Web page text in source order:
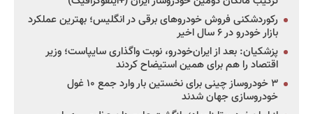
رکوردشکنی فروش خودروهای برقی در انگلیس؛ بهترین عملکرد
بازار خودرو در ۶ سال اخیر
پزشکیان: بعد از ایران‌خودرو، نوبت واگذاری سایپاست؛ وزیر
اقتصاد را هم برای همین استیضاح کردند
۳ خودروساز چینی برای نخستین بار وارد جمع ۱۰ غول
خودروسازی جهان شدند